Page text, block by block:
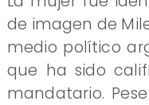
de imagen de
medio político
que ha sido
mandatario.